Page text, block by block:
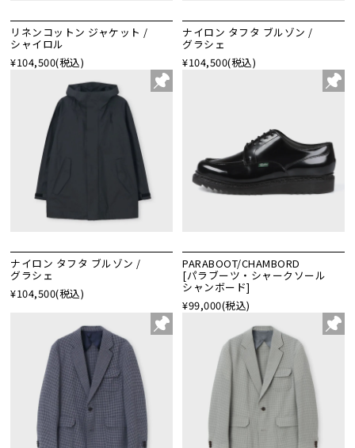
リネンコットン ジャケット /
シャイロル
¥104,500(税込)
ナイロン タフタ ブルゾン /
グラシェ
¥104,500(税込)
ナイロン タフタ ブルゾン /
グラシェ
¥104,500(税込)
PARABOOT/CHAMBORD
[パラブーツ・シャークソール
シャンボード]
¥99,000(税込)